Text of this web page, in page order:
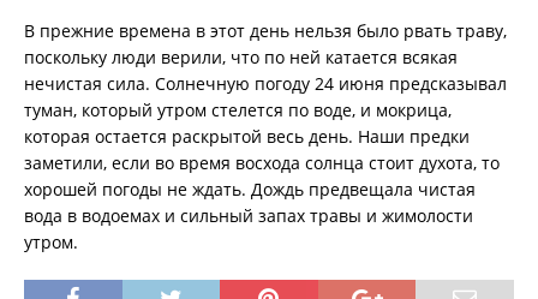
В прежние времена в этот день нельзя было рвать траву,
поскольку люди верили, что по ней катается всякая
нечистая сила. Солнечную погоду 24 июня предсказывал
туман, который утром стелется по воде, и мокрица,
которая остается раскрытой весь день. Наши предки
заметили, если во время восхода солнца стоит духота, то
хорошей погоды не ждать. Дождь предвещала чистая
вода в водоемах и сильный запах травы и жимолости
утром.